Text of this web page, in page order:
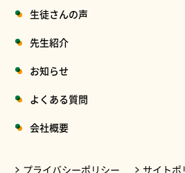
生徒さんの声
先生紹介
お知らせ
よくある質問
会社概要
プライバシーポリシー サイトポ